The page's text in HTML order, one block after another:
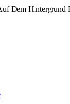
Dem Hintergrund